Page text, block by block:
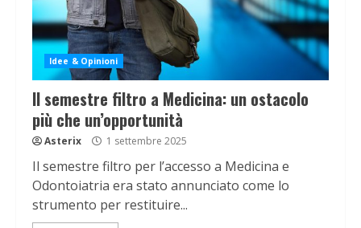
Idee & Opinioni
Il semestre filtro a Medicina: un ostacolo
più che un’opportunità
Asterix 1 settembre 2025
Il semestre filtro per l’accesso a Medicina e
Odontoiatria era stato annunciato come lo
strumento per restituire...